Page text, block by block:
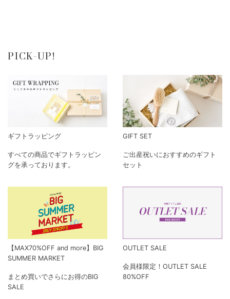
PICK-UP!
ギフトラッピング
すべての商品でギフトラッピン
グを承っております。
GIFT SET
ご出産祝いにおすすめのギフト
セット
【MAX70%OFF and more】BIG
SUMMER MARKET
まとめ買いでさらにお得のBIG
SALE
OUTLET SALE
会員様限定！OUTLET SALE
80%OFF